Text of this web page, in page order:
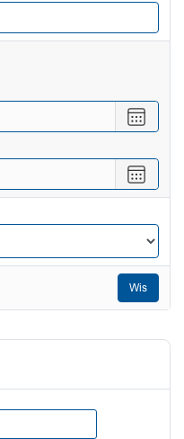
een
vanaf
een
tot
en
met
Wis